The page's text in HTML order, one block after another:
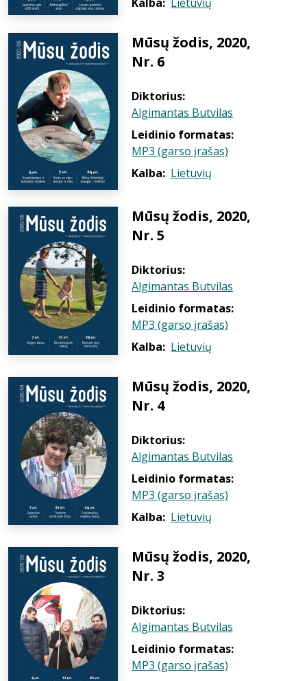
Mūsų žodis, 2020,
Nr. 6
Diktorius:
Algimantas Butvilas
Leidinio formatas:
MP3 (garso įrašas)
Kalba: Lietuvių
Mūsų žodis, 2020,
Nr. 5
Diktorius:
Algimantas Butvilas
Leidinio formatas:
MP3 (garso įrašas)
Kalba: Lietuvių
Mūsų žodis, 2020,
Nr. 4
Diktorius:
Algimantas Butvilas
Leidinio formatas:
MP3 (garso įrašas)
Kalba: Lietuvių
Mūsų žodis, 2020,
Nr. 3
Diktorius:
Algimantas Butvilas
Leidinio formatas:
MP3 (garso įrašas)